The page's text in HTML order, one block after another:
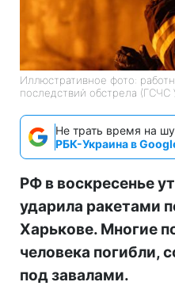
Иллюстративное фото:
последствий обстрела (ГСЧС
Не трать время на
РБК-Украина в
РФ в воскресенье
ударила ракетами
Харькове. Многие
человека погибли,
под завалами.